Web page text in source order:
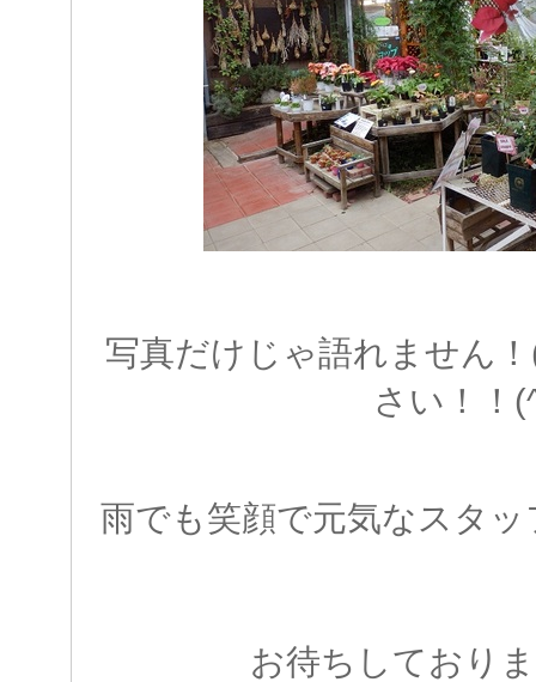
写真だけじゃ語れません
さい！！
雨でも笑顔で元気なスタ
お待ちしており